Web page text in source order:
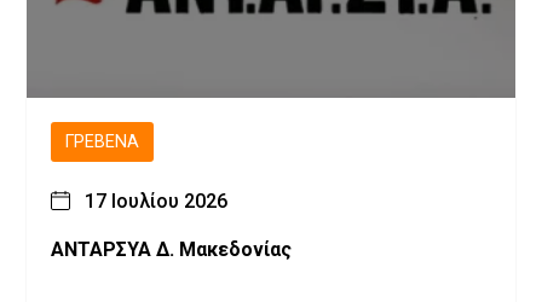
ΓΡΕΒΕΝΆ
17 Ιουλίου 2026
ΑΝΤΑΡΣΥΑ Δ. Μακεδονίας